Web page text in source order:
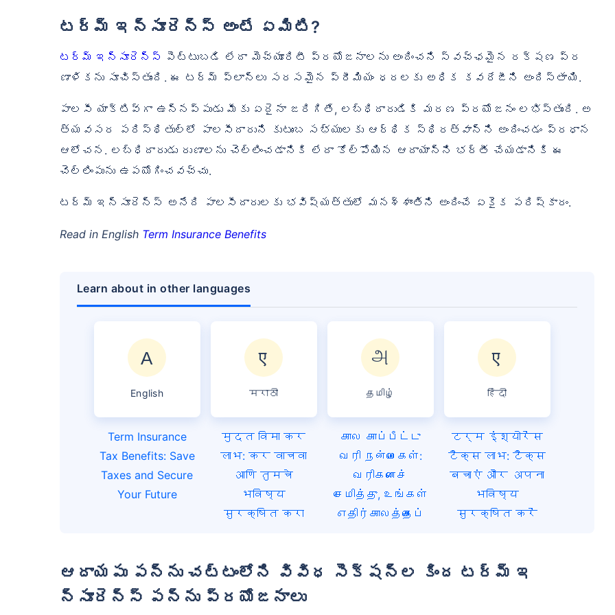
టర్మ్ ఇన్సూరెన్స్ అంటే ఏమిటి?
టర్మ్ ఇన్సూరెన్స్ పెట్టుబడి లేదా మెచ్యూరిటీ ప్రయోజనాలను అందించని స్వచ్ఛమైన రక్షణ ప్ర
ణాళికను సూచిస్తుంది. ఈ టర్మ్ ప్లాన్‌లు సరసమైన ప్రీమియం ధరలకు అధిక కవరేజీని అందిస్తాయి.
పాలసీ యాక్టివ్‌గా ఉన్నప్పుడు మీకు ఏదైనా జరిగితే, లబ్ధిదారుడికి మరణ ప్రయోజనం లభిస్తుంది. అ
త్యవసర పరిస్థితుల్లో పాలసీదారుని కుటుంబ సభ్యులకు ఆర్థిక స్థిరత్వాన్ని అందించడం ప్రధాన
ఆలోచన. లబ్ధిదారుడు రుణాలను చెల్లించడానికి లేదా కోల్పోయిన ఆదాయాన్ని భర్తీ చేయడానికి ఈ
చెల్లింపును ఉపయోగించవచ్చు.
టర్మ్ ఇన్సూరెన్స్ అనేది పాలసీదారులకు భవిష్యత్తులో మనశ్శాంతిని అందించే ఏకైక పరిష్కారం.
Read in English Term Insurance Benefits
Learn about in other languages
English
Term Insurance
Tax Benefits: Save
Taxes and Secure
Your Future
मराठी
मुदत विमा कर
लाभ: कर वाचवा
आणि तुमचे
भविष्य
सुरक्षित करा
தமிழ்
கால காப்பீட்டு
வரி நன்மைகள்:
வரிகளைச்
சேமித்து, உங்கள்
எதிர்காலத்தைப்
हिंदी
टर्म इंश्योरेंस
टैक्स लाभ: टैक्स
बचाएं और अपना
भविष्य
सुरक्षित करें
ఆదాయపు పన్ను చట్టంలోని వివిధ సెక్షన్ల కింద టర్మ్ ఇ
న్సూరెన్స్ పన్ను ప్రయోజనాలు